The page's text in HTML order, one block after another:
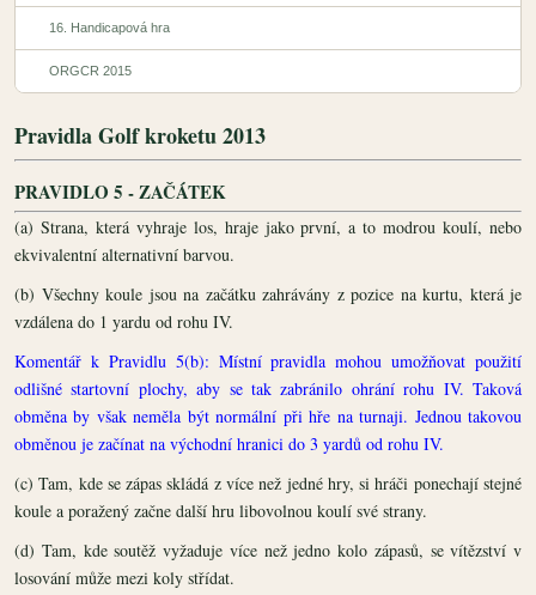
Pravidla Golf kroketu 2013
PRAVIDLO 5 - ZAČÁTEK
(a) Strana, která vyhraje los, hraje jako první, a to modrou koulí, nebo
ekvivalentní alternativní barvou.
(b) Všechny koule jsou na začátku zahrávány z pozice na kurtu, která je
vzdálena do 1 yardu od rohu IV.
Komentář k Pravidlu 5(b): Místní pravidla mohou umožňovat použití
odlišné startovní plochy, aby se tak zabránilo ohrání rohu IV. Taková
obměna by však neměla být normální při hře na turnaji. Jednou takovou
obměnou je začínat na východní hranici do 3 yardů od rohu IV.
(c) Tam, kde se zápas skládá z více než jedné hry, si hráči ponechají stejné
koule a poražený začne další hru libovolnou koulí své strany.
(d) Tam, kde soutěž vyžaduje více než jedno kolo zápasů, se vítězství v
losování může mezi koly střídat.
16. Handicapová hra
ORGCR 2015